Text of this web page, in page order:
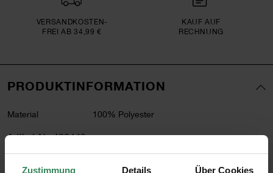
Zustimmung Details Über Cookies
VERSAND­KOSTEN­
FREI AB 34,99 €
KAUF AUF
RECHNUNG
PRODUKTINFORMATION
Material 100% Polyester
Artikel-Nr. 400443
Bestell-Nr. 3545836